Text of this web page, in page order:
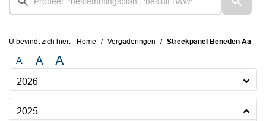
U bevindt zich hier: Home Vergaderingen Streekpanel Beneden Aa
A A A
2026
2025